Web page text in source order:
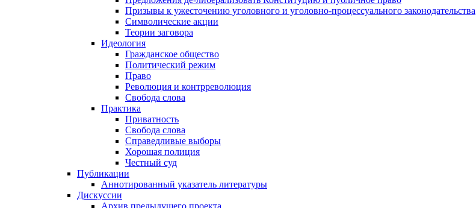
Призывы к ужесточению уголовного и уголовно-процессуального законодательства
Символические акции
Теории заговора
Идеология
Гражданское общество
Политический режим
Право
Революция и контрреволюция
Свобода слова
Практика
Приватность
Свобода слова
Справедливые выборы
Хорошая полиция
Честный суд
Публикации
Аннотированный указатель литературы
Дискуссии